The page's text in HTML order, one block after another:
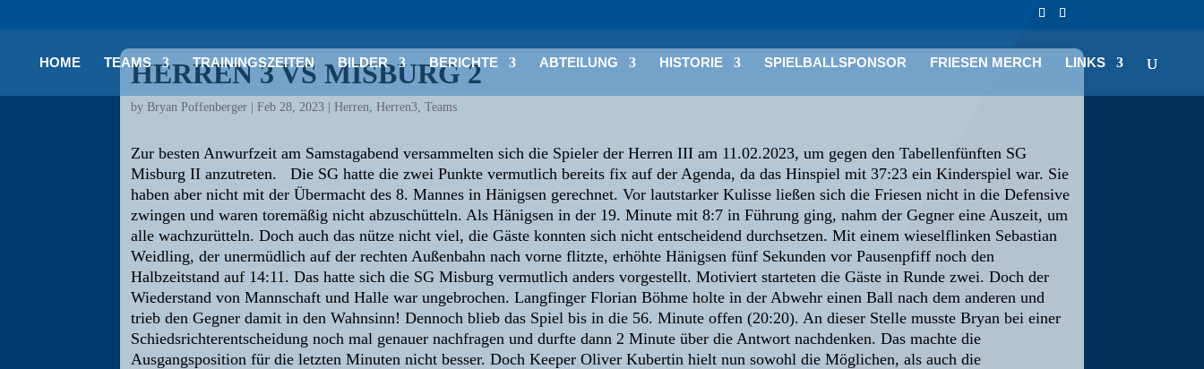
HOME TEAMS TRAININGSZEITEN BILDER BERICHTE ABTEILUNG HISTORIE SPIELBALLSPONSOR FRIESEN MERCH LINKS
HERREN 3 VS MISBURG 2
byBryan Poffenberger |Feb 28, 2023 |Herren ,Herren3 ,Teams
Zur besten Anwurfzeit am Samstagabend versammelten sich die Spieler der Herren III am 11.02.2023, um gegen den Tabellenfünften SG
Misburg II anzutreten. Die SG hatte die zwei Punkte vermutlich bereits fix auf der Agenda, da das Hinspiel mit 37:23 ein Kinderspiel war. Sie
haben aber nicht mit der Übermacht des 8. Mannes in Hänigsen gerechnet. Vor lautstarker Kulisse ließen sich die Friesen nicht in die Defensive
zwingen und waren toremäßig nicht abzuschütteln. Als Hänigsen in der 19. Minute mit 8:7 in Führung ging, nahm der Gegner eine Auszeit, um
alle wachzurütteln. Doch auch das nütze nicht viel, die Gäste konnten sich nicht entscheidend durchsetzen. Mit einem wieselflinken Sebastian
Weidling, der unermüdlich auf der rechten Außenbahn nach vorne flitzte, erhöhte Hänigsen fünf Sekunden vor Pausenpfiff noch den
Halbzeitstand auf 14:11. Das hatte sich die SG Misburg vermutlich anders vorgestellt. Motiviert starteten die Gäste in Runde zwei. Doch der
Wiederstand von Mannschaft und Halle war ungebrochen. Langfinger Florian Böhme holte in der Abwehr einen Ball nach dem anderen und
trieb den Gegner damit in den Wahnsinn! Dennoch blieb das Spiel bis in die 56. Minute offen (20:20). An dieser Stelle musste Bryan bei einer
Schiedsrichterentscheidung noch mal genauer nachfragen und durfte dann 2 Minute über die Antwort nachdenken. Das machte die
Ausgangsposition für die letzten Minuten nicht besser. Doch Keeper Oliver Kubertin hielt nun sowohl die Möglichen, als auch die